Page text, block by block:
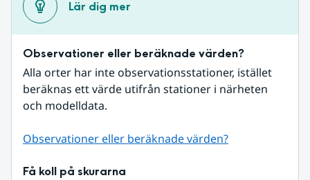
Lär dig mer
Observationer eller beräknade värden?
Alla orter har inte observationsstationer, istället
beräknas ett värde utifrån stationer i närheten
och modelldata.
Observationer eller beräknade värden?
Få koll på skurarna